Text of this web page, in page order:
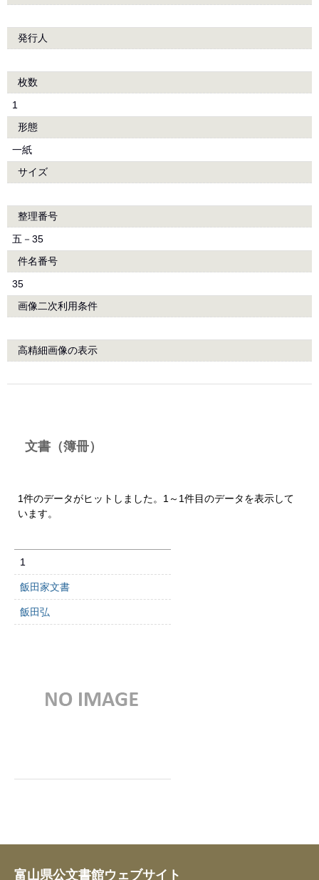
発行人
枚数
1
形態
一紙
サイズ
整理番号
五－35
件名番号
35
画像二次利用条件
高精細画像の表示
文書（簿冊）
1件のデータがヒットしました。1～1件目のデータを表示して
います。
1
飯田家文書
飯田弘
富山県公文書館ウェブサイト